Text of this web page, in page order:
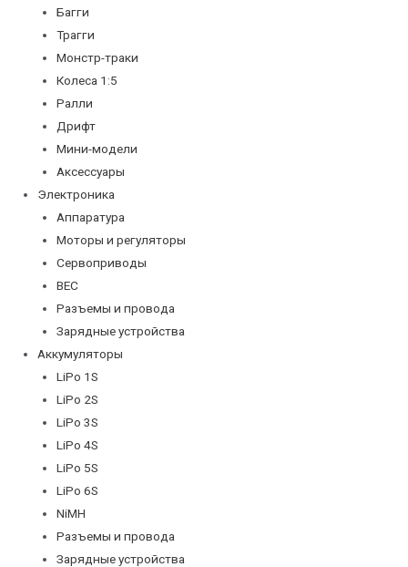
Багги
Трагги
Монстр-траки
Колеса 1:5
Ралли
Дрифт
Мини-модели
Аксессуары
Электроника
Аппаратура
Моторы и регуляторы
Сервоприводы
BEC
Разъемы и провода
Зарядные устройства
Аккумуляторы
LiPo 1S
LiPo 2S
LiPo 3S
LiPo 4S
LiPo 5S
LiPo 6S
NiMH
Разъемы и провода
Зарядные устройства